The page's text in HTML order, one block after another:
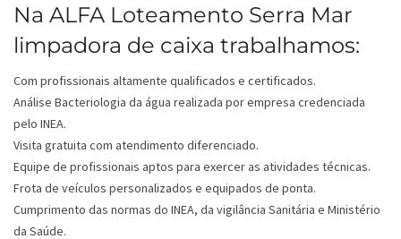
Na ALFA Loteamento Serra Mar
limpadora de caixa trabalhamos:
Com profissionais altamente qualificados e certificados.
Análise Bacteriologia da água realizada por empresa credenciada
pelo INEA.
Visita gratuita com atendimento diferenciado.
Equipe de profissionais aptos para exercer as atividades técnicas.
Frota de veículos personalizados e equipados de ponta.
Cumprimento das normas do INEA, da vigilância Sanitária e Ministério
da Saúde.